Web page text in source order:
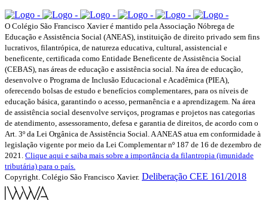
O Colégio São Francisco Xavier é mantido pela Associação Nóbrega de
Educação e Assistência Social (ANEAS), instituição de direito privado sem fins
lucrativos, filantrópica, de natureza educativa, cultural, assistencial e
beneficente, certificada como Entidade Beneficente de Assistência Social
(CEBAS), nas áreas de educação e assistência social. Na área de educação,
desenvolve o Programa de Inclusão Educacional e Acadêmica (PIEA),
oferecendo bolsas de estudo e benefícios complementares, para os níveis de
educação básica, garantindo o acesso, permanência e a aprendizagem. Na área
de assistência social desenvolve serviços, programas e projetos nas categorias
de atendimento, assessoramento, defesa e garantia de direitos, de acordo com o
Art. 3º da Lei Orgânica de Assistência Social. A ANEAS atua em conformidade à
legislação vigente por meio da Lei Complementar nº 187 de 16 de dezembro de
2021. Clique aqui e saiba mais sobre a importância da filantropia (imunidade
tributária) para o país.
Copyright. Colégio São Francisco Xavier. Deliberação CEE 161/2018